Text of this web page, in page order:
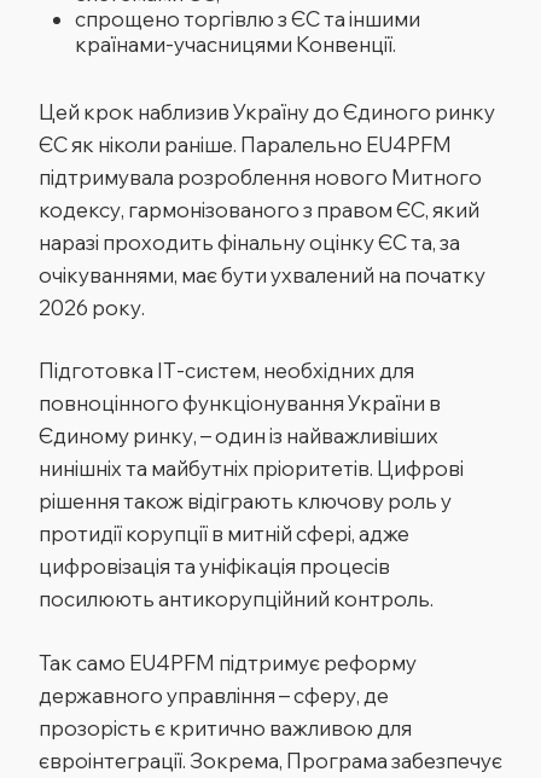
спрощено торгівлю з ЄС та іншими
країнами-учасницями Конвенції.
Цей крок наблизив Україну до Єдиного ринку
ЄС як ніколи раніше. Паралельно EU4PFM
підтримувала розроблення нового Митного
кодексу, гармонізованого з правом ЄС, який
наразі проходить фінальну оцінку ЄС та, за
очікуваннями, має бути ухвалений на початку
2026 року.
Підготовка ІТ-систем, необхідних для
повноцінного функціонування України в
Єдиному ринку, – один із найважливіших
нинішніх та майбутніх пріоритетів. Цифрові
рішення також відіграють ключову роль у
протидії корупції в митній сфері, адже
цифровізація та уніфікація процесів
посилюють антикорупційний контроль.
Так само EU4PFM підтримує реформу
державного управління – сферу, де
прозорість є критично важливою для
євроінтеграції. Зокрема, Програма забезпечує